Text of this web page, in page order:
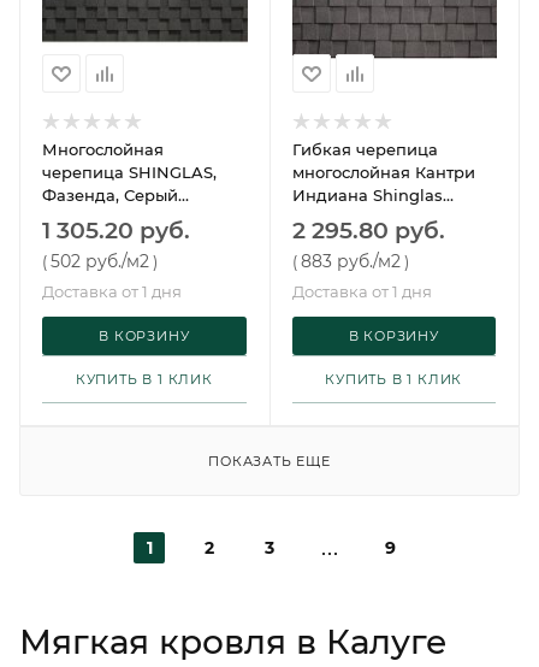
Многослойная
черепица SHINGLAS,
Фазенда, Серый
1 305.20 руб.
(502 руб./м2)
Доставка от 1 дня
В КОРЗИНУ
КУПИТЬ В 1 КЛИК
Гибкая черепица
многослойная Кантри
Индиана Shinglas
2 295.80 руб.
(883 руб./м2 )
Доставка от 1 дня
В КОРЗИНУ
КУПИТЬ В 1 КЛИК
ПОКАЗАТЬ ЕЩЕ
1 2 3 9
Мягкая кровля в Калуге